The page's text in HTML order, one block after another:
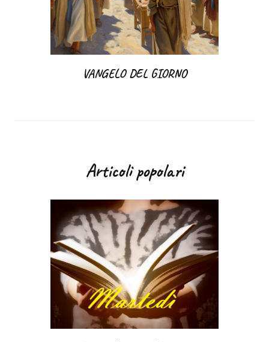
VANGELO DEL GIORNO
Articoli popolari